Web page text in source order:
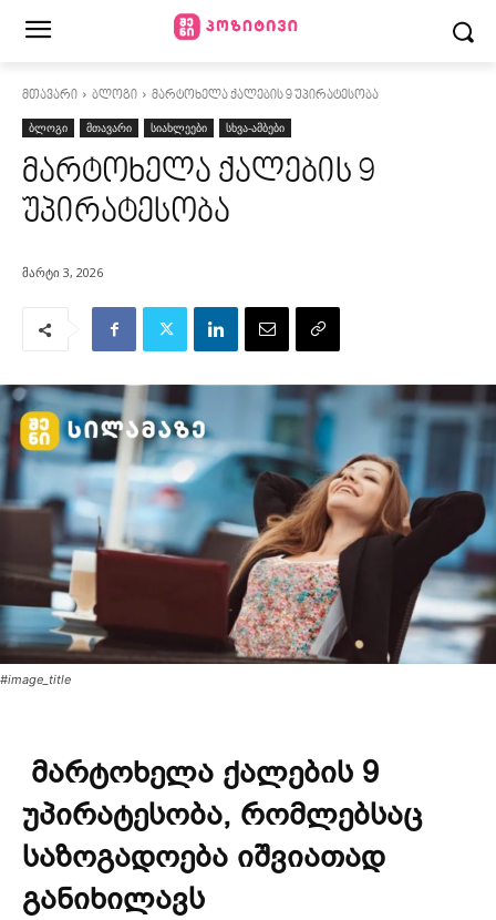
მთავარი ბლოგი მარტოხელა ქალების 9 უპირატესობა
ბლოგი მთავარი სიახლეები სხვა-ამბები
მარტოხელა ქალების 9
უპირატესობა
მარტი 3, 2026
#image_title
მარტოხელა ქალების 9
უპირატესობა, რომლებსაც
საზოგადოება იშვიათად
განიხილავს